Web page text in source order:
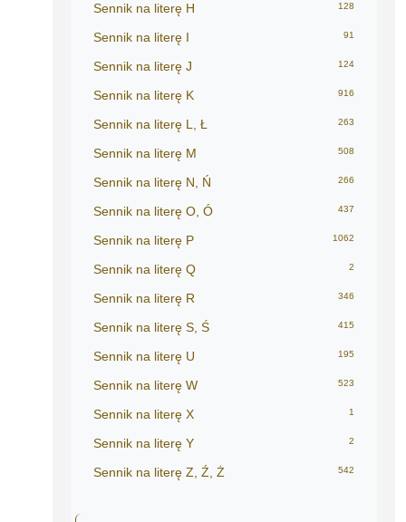
Sennik na literę H 128
Sennik na literę I 91
Sennik na literę J 124
Sennik na literę K 916
Sennik na literę L, Ł 263
Sennik na literę M 508
Sennik na literę N, Ń 266
Sennik na literę O, Ó 437
Sennik na literę P 1062
Sennik na literę Q 2
Sennik na literę R 346
Sennik na literę S, Ś 415
Sennik na literę U 195
Sennik na literę W 523
Sennik na literę X 1
Sennik na literę Y 2
Sennik na literę Z, Ź, Ż 542